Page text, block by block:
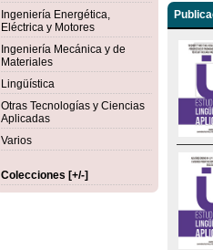
Ingeniería Energética,
Eléctrica y Motores
Ingeniería Mecánica y de
Materiales
Lingüística
Otras Tecnologías y Ciencias
Aplicadas
Varios
Colecciones [+/-]